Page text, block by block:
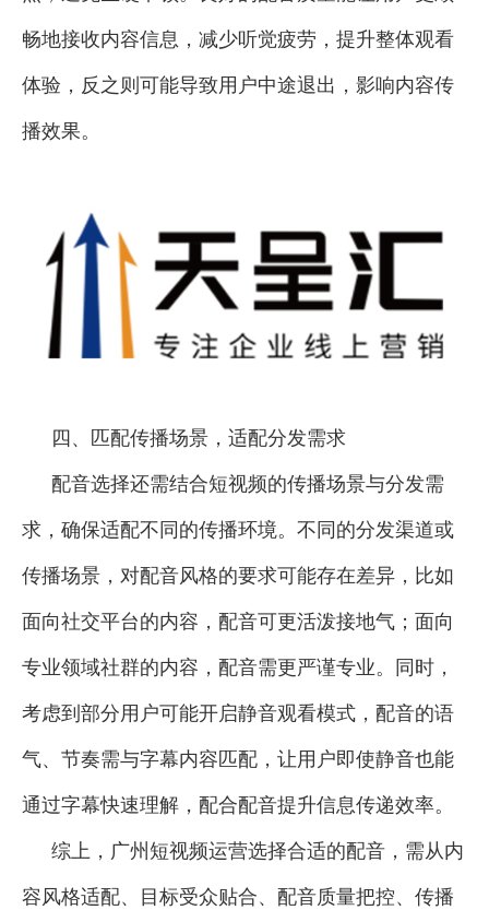
畅地接收内容信息，减少听觉疲劳，提升整体观看
体验，反之则可能导致用户中途退出，影响内容传
播效果。
四、匹配传播场景，适配分发需求
配音选择还需结合短视频的传播场景与分发需
求，确保适配不同的传播环境。不同的分发渠道或
传播场景，对配音风格的要求可能存在差异，比如
面向社交平台的内容，配音可更活泼接地气；面向
专业领域社群的内容，配音需更严谨专业。同时，
考虑到部分用户可能开启静音观看模式，配音的语
气、节奏需与字幕内容匹配，让用户即使静音也能
通过字幕快速理解，配合配音提升信息传递效率。
综上，广州短视频运营选择合适的配音，需从内
容风格适配、目标受众贴合、配音质量把控、传播